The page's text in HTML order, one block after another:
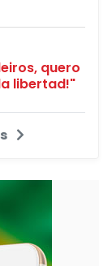
quero
libertad!"